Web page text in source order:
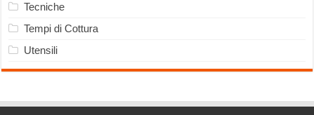
Tecniche
Tempi di Cottura
Utensili